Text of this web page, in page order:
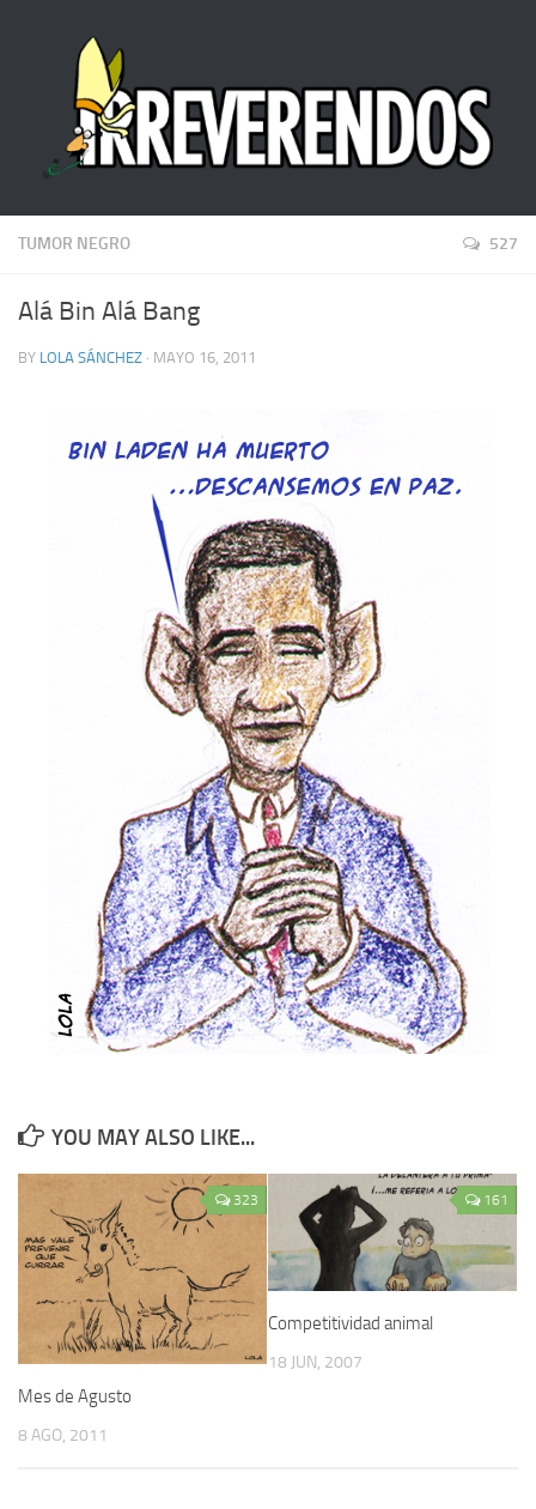
TUMOR NEGRO 527
Alá Bin Alá Bang
BY LOLA SÁNCHEZ · MAYO 16, 2011
YOU MAY ALSO LIKE...
323
Mes de Agusto
8 AGO, 2011
161
Competitividad animal
18 JUN, 2007